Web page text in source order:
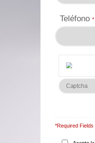
Teléfono *
*Required Fields